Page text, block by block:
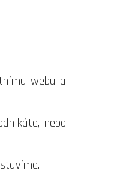
webu a
nebo